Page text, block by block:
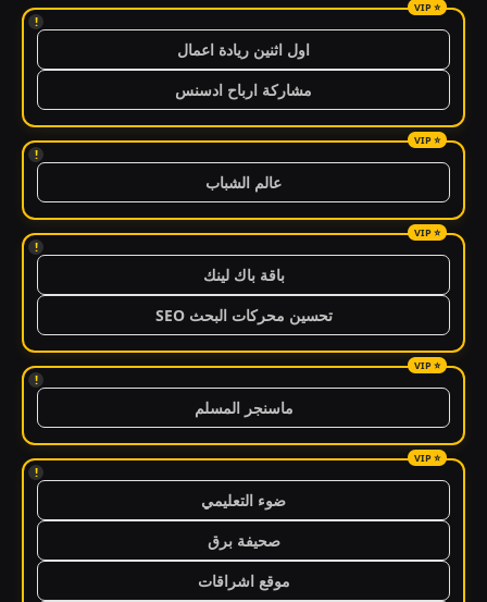
!
اول اثنين ريادة اعمال
مشاركة ارباح ادسنس
!
عالم الشباب
!
باقة باك لينك
تحسين محركات البحث SEO
!
ماسنجر المسلم
!
ضوء التعليمي
صحيفة برق
موقع اشراقات